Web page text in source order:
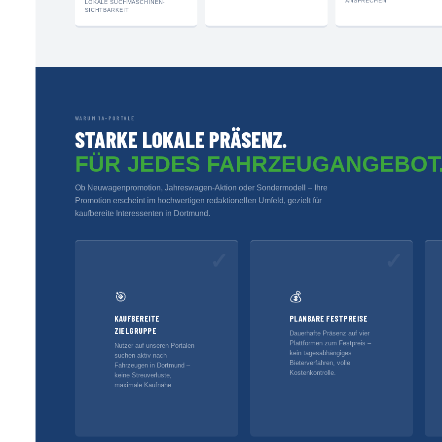
LOKALE SUCHMASCHINEN-
SICHTBARKEIT
WARUM 1A-PORTALE
STARKE LOKALE PRÄSENZ.
FÜR JEDES
Ob Neuwagenpromotion, Jahreswagen-Aktion oder Sondermodell – Ihre
Promotion erscheint im hochwertigen redaktionellen Umfeld, gezielt für
kaufbereite Interessenten in Dortmund.
🎯
KAUFBEREITE
ZIELGRUPPE
Nutzer auf unseren Portalen
suchen aktiv nach
Fahrzeugen in Dortmund –
keine Streuverluste,
maximale Kaufnähe.
💰
PLANBARE FESTPREISE
Dauerhafte Präsenz auf vier
Plattformen zum Festpreis –
kein tagesabhängiges
Bieterverfahren, volle
Kostenkontrolle.